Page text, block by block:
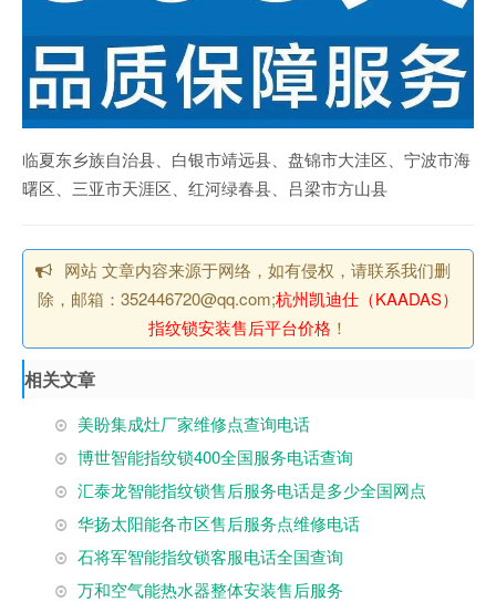
临夏东乡族自治县、白银市靖远县、盘锦市大洼区、宁波市海
曙区、三亚市天涯区、红河绿春县、吕梁市方山县
网站 文章内容来源于网络，如有侵权，请联系我们删
除，邮箱：352446720@qq.com;杭州凯迪仕（KAADAS）
指纹锁安装售后平台价格 ！
相关文章
美盼集成灶厂家维修点查询电话
博世智能指纹锁400全国服务电话查询
汇泰龙智能指纹锁售后服务电话是多少全国网点
华扬太阳能各市区售后服务点维修电话
石将军智能指纹锁客服电话全国查询
万和空气能热水器整体安装售后服务